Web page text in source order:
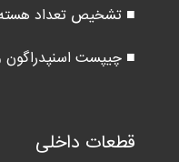
■ تشخیص تعداد هسته
■ چیپست اسنپدراگون
قطعات داخلی